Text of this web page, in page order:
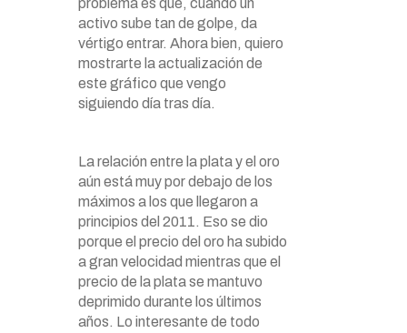
problema es que, cuando un
activo sube tan de golpe, da
vértigo entrar. Ahora bien, quiero
mostrarte la actualización de
este gráfico que vengo
siguiendo día tras día.
La relación entre la plata y el oro
aún está muy por debajo de los
máximos a los que llegaron a
principios del 2011. Eso se dio
porque el precio del oro ha subido
a gran velocidad mientras que el
precio de la plata se mantuvo
deprimido durante los últimos
años. Lo interesante de todo